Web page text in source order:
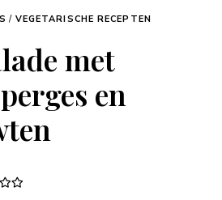
/ VEGETARISCHE RECEPTEN
met
en